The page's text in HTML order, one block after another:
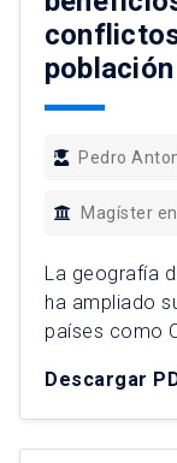
Pedro
Magíster
La geografía
ha ampliado
países como
nueva ola
extendido
central y
Descargar